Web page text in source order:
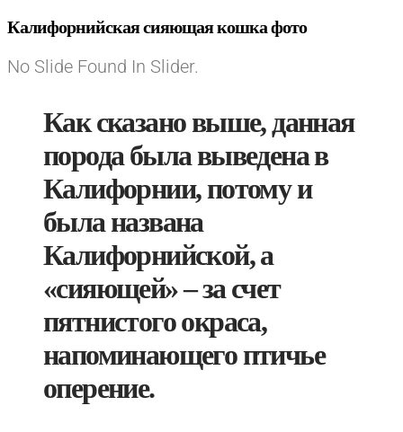
Калифорнийская сияющая кошка фото
No Slide Found In Slider.
Как сказано выше, данная
порода была выведена в
Калифорнии, потому и
была названа
Калифорнийской, а
«сияющей» – за счет
пятнистого окраса,
напоминающего птичье
оперение.